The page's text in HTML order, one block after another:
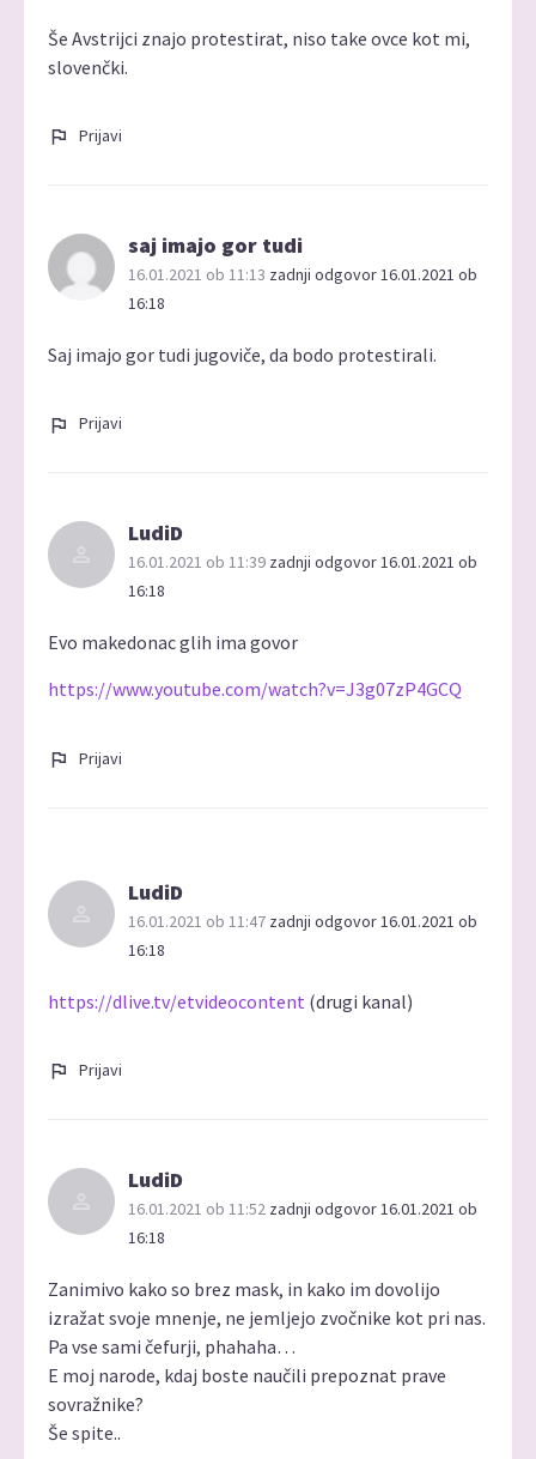
Še Avstrijci znajo protestirat, niso take ovce kot mi,
slovenčki.
Prijavi
saj imajo gor tudi
16.01.2021 ob 11:13 zadnji odgovor 16.01.2021 ob
16:18
Saj imajo gor tudi jugoviče, da bodo protestirali.
Prijavi
LudiD
16.01.2021 ob 11:39 zadnji odgovor 16.01.2021 ob
16:18
Evo makedonac glih ima govor
https://www.youtube.com/watch?v=J3g07zP4GCQ
Prijavi
LudiD
16.01.2021 ob 11:47 zadnji odgovor 16.01.2021 ob
16:18
https://dlive.tv/etvideocontent (drugi kanal)
Prijavi
LudiD
16.01.2021 ob 11:52 zadnji odgovor 16.01.2021 ob
16:18
Zanimivo kako so brez mask, in kako im dovolijo
izražat svoje mnenje, ne jemljejo zvočnike kot pri nas.
Pa vse sami čefurji, phahaha…
E moj narode, kdaj boste naučili prepoznat prave
sovražnike?
Še spite..